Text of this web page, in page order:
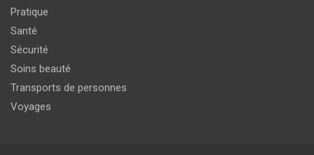
Pratique
Santé
Sécurité
Soins beauté
Transports de personnes
Voyages